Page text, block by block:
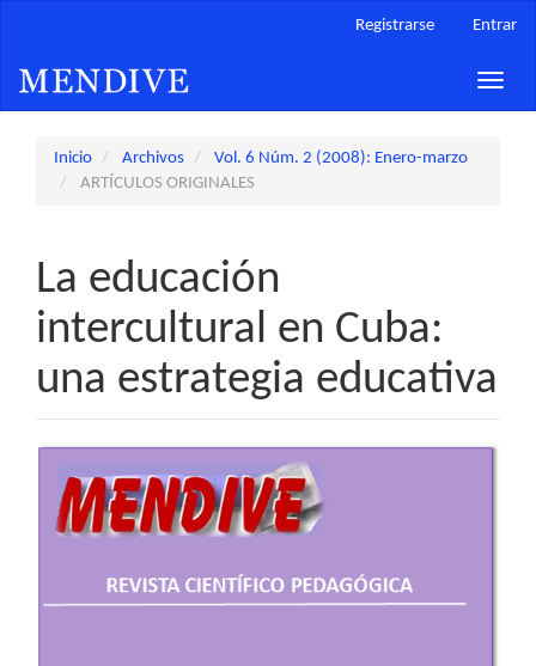
principal
Barra
Registrarse Entrar
Toggle
Inicio Archivos
Vol. 6 Núm. 2 (2008): Enero-marzo
ARTÍCULOS ORIGINALES
La educación
intercultural en Cuba:
una estrategia educativa
lateral
del
artículo